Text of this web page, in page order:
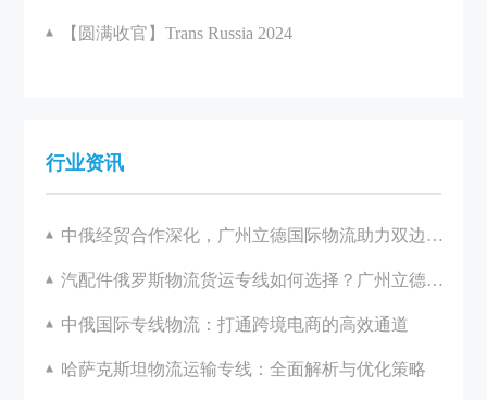
【圆满收官】Trans Russia 2024
行业资讯
中俄经贸合作深化，广州立德国际物流助力双边发展
汽配件俄罗斯物流货运专线如何选择？广州立德国际物流一站式解决方案解析
中俄国际专线物流：打通跨境电商的高效通道
哈萨克斯坦物流运输专线：全面解析与优化策略